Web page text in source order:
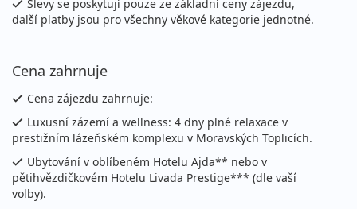
Slevy se poskytují pouze ze základní ceny zájezdu,
další platby jsou pro všechny věkové kategorie jednotné.
Cena zahrnuje
Cena zájezdu zahrnuje:
Luxusní zázemí a wellness: 4 dny plné relaxace v
prestižním lázeňském komplexu v Moravských Toplicích.
Ubytování v oblíbeném Hotelu Ajda** nebo v
pětihvězdičkovém Hotelu Livada Prestige*** (dle vaší
volby).